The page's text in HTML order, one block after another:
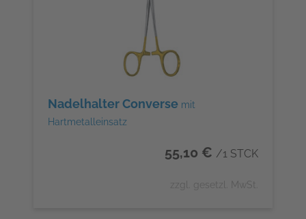
Nadelhalter Converse mit
Hartmetalleinsatz
55,10 € /1 STCK
zzgl. gesetzl. MwSt.